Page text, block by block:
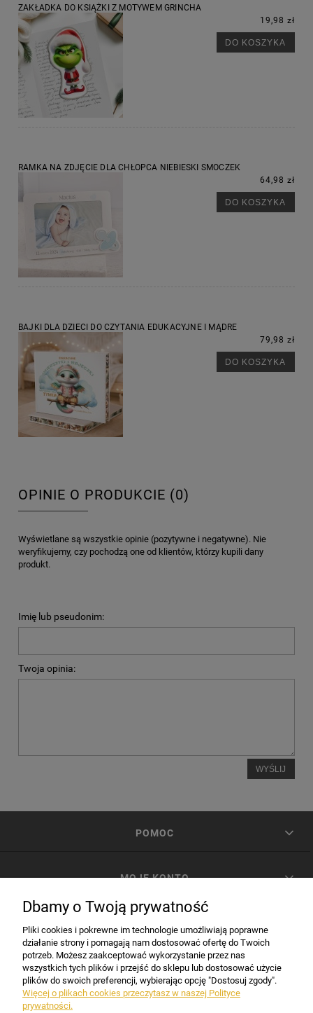
ZAKŁADKA DO KSIĄŻKI Z MOTYWEM GRINCHA
19,98 zł
DO KOSZYKA
RAMKA NA ZDJĘCIE DLA CHŁOPCA NIEBIESKI SMOCZEK
64,98 zł
DO KOSZYKA
BAJKI DLA DZIECI DO CZYTANIA EDUKACYJNE I MĄDRE
79,98 zł
DO KOSZYKA
OPINIE O PRODUKCIE (0)
Wyświetlane są wszystkie opinie (pozytywne i negatywne). Nie
weryfikujemy, czy pochodzą one od klientów, którzy kupili dany
produkt.
Imię lub pseudonim:
Twoja opinia:
WYŚLIJ
POMOC
MOJE KONTO
INFORMACJE
Dbamy o Twoją prywatność
Pliki cookies i pokrewne im technologie umożliwiają poprawne
działanie strony i pomagają nam dostosować ofertę do Twoich
potrzeb. Możesz zaakceptować wykorzystanie przez nas
wszystkich tych plików i przejść do sklepu lub dostosować użycie
plików do swoich preferencji, wybierając opcję "Dostosuj zgody".
Więcej o plikach cookies przeczytasz w naszej Polityce
prywatności.